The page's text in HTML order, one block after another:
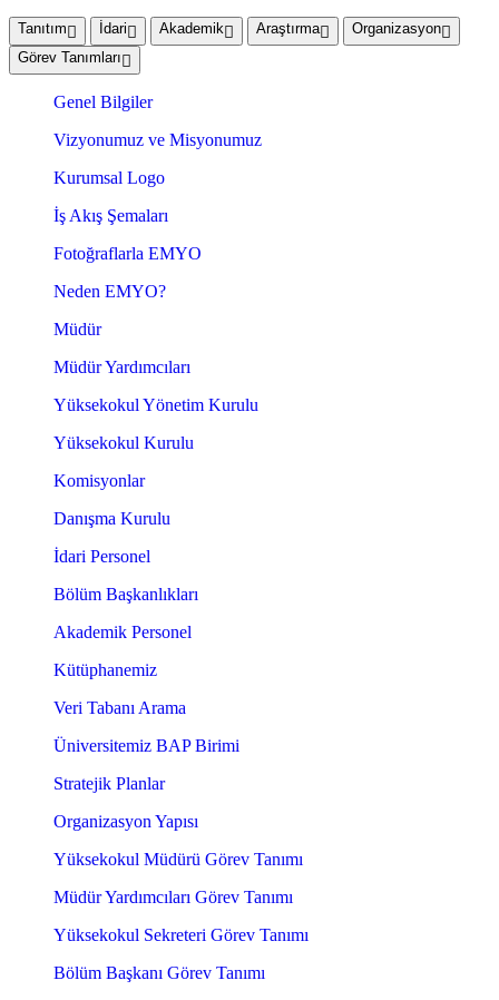
Tanıtım İdari Akademik Araştırma
Organizasyon
Görev Tanımları
Genel Bilgiler
Vizyonumuz ve Misyonumuz
Kurumsal Logo
İş Akış Şemaları
Fotoğraflarla EMYO
Neden EMYO?
Müdür
Müdür Yardımcıları
Yüksekokul Yönetim Kurulu
Yüksekokul Kurulu
Komisyonlar
Danışma Kurulu
İdari Personel
Bölüm Başkanlıkları
Akademik Personel
Kütüphanemiz
Veri Tabanı Arama
Üniversitemiz BAP Birimi
Stratejik Planlar
Organizasyon Yapısı
Yüksekokul Müdürü Görev Tanımı
Müdür Yardımcıları Görev Tanımı
Yüksekokul Sekreteri Görev Tanımı
Bölüm Başkanı Görev Tanımı